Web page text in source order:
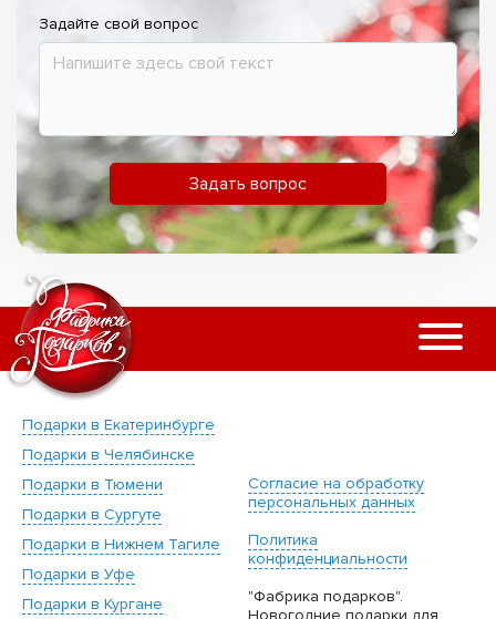
Задайте свой вопрос
Задать вопрос
Подарки в Екатеринбурге
Подарки в Челябинске
Подарки в Тюмени
Подарки в Сургуте
Подарки в Нижнем Тагиле
Подарки в Уфе
Подарки в Кургане
Согласие на обработку
персональных данных
Политика
конфиденциальности
"Фабрика подарков".
Новогодние подарки для